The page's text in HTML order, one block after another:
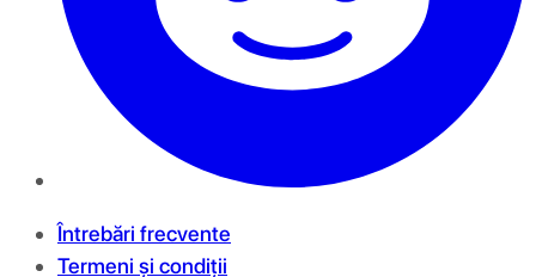
Întrebări frecvente
Termeni și condiții